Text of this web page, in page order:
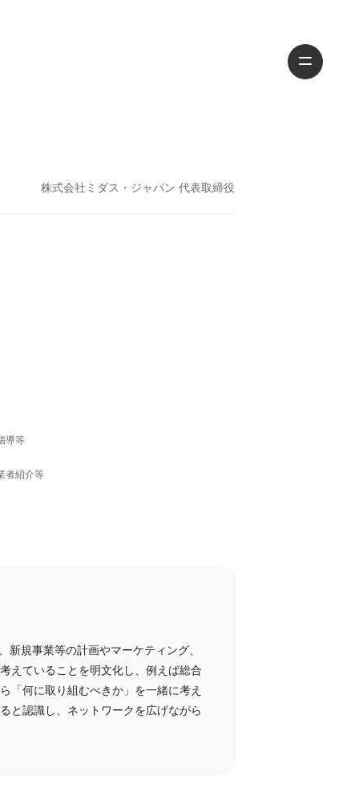
株式会社ミダス・ジャパン 代表取締役
導等
者紹介等
規事業等の計画やマーケティング、
えていることを明文化し、例えば総合
「何に取り組むべきか」を一緒に考え
と認識し、ネットワークを広げながら